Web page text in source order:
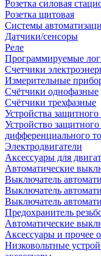
Розетка силовая
Розетка щитовая
Системы
Датчики/сенсоры
Реле
Программируемые
Счетчики
Измерительные
Счётчики однофазные
Счётчики трехфазные
Устройства
Устройство
дифференциального
Электродвигатели
Аксессуары для
Автоматические
Выключатель
Выключатель
Выключатель
Предохранитель
Автоматические
Аксессуары и прочее
Низковольтные